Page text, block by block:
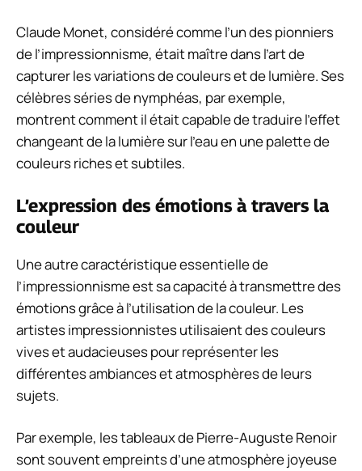
Claude Monet, considéré comme l’un des pionniers
de l’impressionnisme, était maître dans l’art de
capturer les variations de couleurs et de lumière. Ses
célèbres séries de nymphéas, par exemple,
montrent comment il était capable de traduire l’effet
changeant de la lumière sur l’eau en une palette de
couleurs riches et subtiles.
L’expression des émotions à travers la
couleur
Une autre caractéristique essentielle de
l’impressionnisme est sa capacité à transmettre des
émotions grâce à l’utilisation de la couleur. Les
artistes impressionnistes utilisaient des couleurs
vives et audacieuses pour représenter les
différentes ambiances et atmosphères de leurs
sujets.
Par exemple, les tableaux de Pierre-Auguste Renoir
sont souvent empreints d’une atmosphère joyeuse